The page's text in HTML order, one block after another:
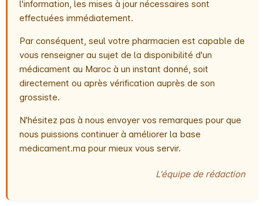
l'information, les mises à jour nécessaires sont
effectuées immédiatement.
Par conséquent, seul votre pharmacien est capable de
vous renseigner au sujet de la disponibilité d'un
médicament au Maroc à un instant donné, soit
directement ou après vérification auprès de son
grossiste.
N'hésitez pas à nous envoyer vos remarques pour que
nous puissions continuer à améliorer la base
medicament.ma pour mieux vous servir.
L'équipe de rédaction